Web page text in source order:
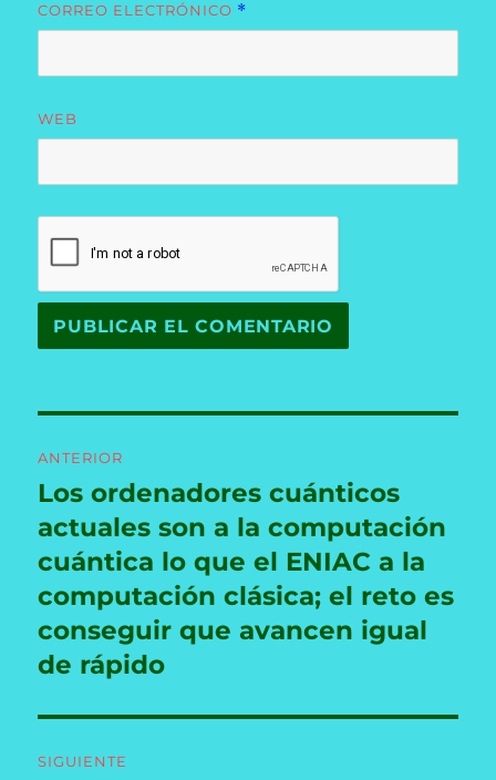
CORREO ELECTRÓNICO *
WEB
de
entradas
ANTERIOR
Entrada
anterior:
Los ordenadores cuánticos
actuales son a la computación
cuántica lo que el ENIAC a la
computación clásica; el reto es
conseguir que avancen igual
de rápido
SIGUIENTE